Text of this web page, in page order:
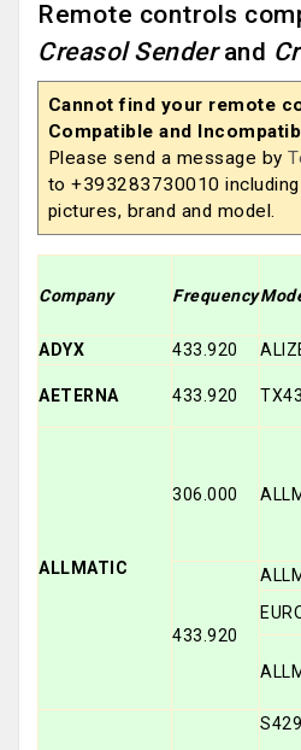
Remote controls
Creasol Senderand
Cannot find your remote
Compatible and
Please send a message by
to +393283730010
pictures, brand and model.
Company Frequency
ADYX 433.920
AETERNA 433.920
ALLMATIC
306.000
433.920